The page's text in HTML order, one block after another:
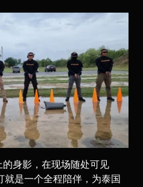
身影，在现场随处可见
就是一个全程陪伴，为泰国